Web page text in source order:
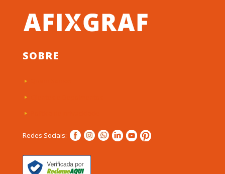
SOBRE
Redes Sociais: